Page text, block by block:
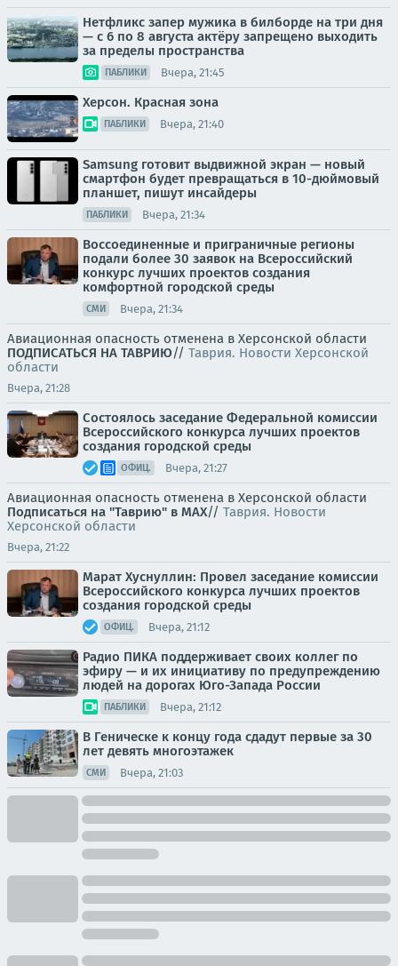
Нетфликс запер мужика в билборде на три дня
— с 6 по 8 августа актёру запрещено выходить
за пределы пространства
ПАБЛИКИ Вчера, 21:45
Херсон. Красная зона
ПАБЛИКИ Вчера, 21:40
Samsung готовит выдвижной экран — новый
смартфон будет превращаться в 10-дюймовый
планшет, пишут инсайдеры
ПАБЛИКИ Вчера, 21:34
Воссоединенные и приграничные регионы
подали более 30 заявок на Всероссийский
конкурс лучших проектов создания
комфортной городской среды
СМИ Вчера, 21:34
Авиационная опасность отменена в Херсонской области
ПОДПИСАТЬСЯ НА ТАВРИЮ// Таврия. Новости Херсонской
области
Вчера, 21:28
Состоялось заседание Федеральной комиссии
Всероссийского конкурса лучших проектов
создания городской среды
ОФИЦ. Вчера, 21:27
Авиационная опасность отменена в Херсонской области
Подписаться на "Таврию" в MAX// Таврия. Новости
Херсонской области
Вчера, 21:22
Марат Хуснуллин: Провел заседание комиссии
Всероссийского конкурса лучших проектов
создания городской среды
ОФИЦ. Вчера, 21:12
Радио ПИКА поддерживает своих коллег по
эфиру — и их инициативу по предупреждению
людей на дорогах Юго-Запада России
ПАБЛИКИ Вчера, 21:12
В Геническе к концу года сдадут первые за 30
лет девять многоэтажек
СМИ Вчера, 21:03